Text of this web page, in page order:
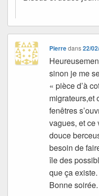
Pierredans22/
sinon je me
« pièce d’à
migrateurs,et
fenêtres
vagues, et ce
douce
besoin de
île des
que ça existe.
Bonne soirée.